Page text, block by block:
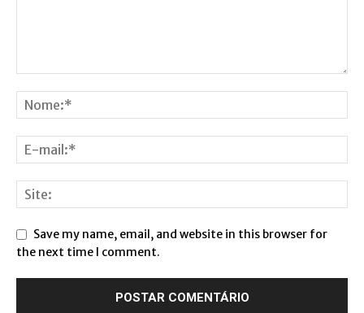
Save my name, email, and website in this browser for
the next time I comment.